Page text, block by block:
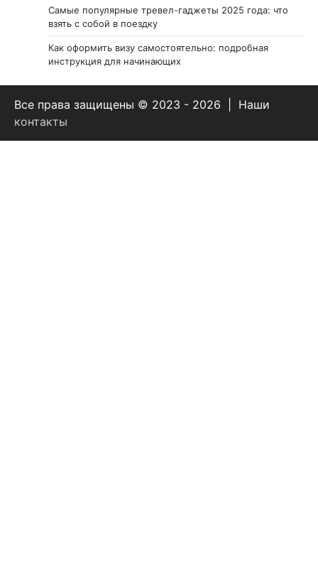
Самые популярные тревел-гаджеты 2025 года: что
взять с собой в поездку
Как оформить визу самостоятельно: подробная
инструкция для начинающих
Все права защищены © 2023 - 2026 | Наши
контакты